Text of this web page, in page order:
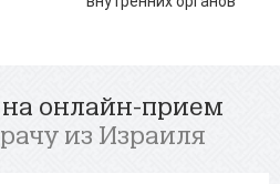
онлайн-прием
из Израиля